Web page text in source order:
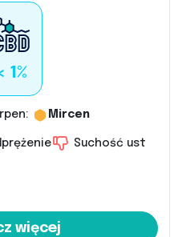
1%
Mircen
Suchość ust
więcej